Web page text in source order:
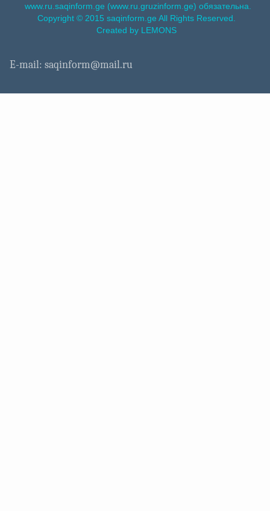
www.ru.saqinform.ge (www.ru.gruzinform.ge) обязательна.
Copyright © 2015 saqinform.ge All Rights Reserved.
Created by LEMONS
E-mail: saqinform@mail.ru